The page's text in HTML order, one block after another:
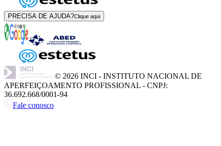
PRECISA DE AJUDA?Clique aqui
©2026 INCI - INSTITUTO NACIONAL DE
APERFEIÇOAMENTO PROFISSIONAL - CNPJ:
36.692.668/0001-94
Fale conosco